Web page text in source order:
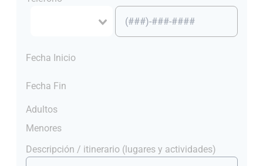
Fecha Inicio
Fecha Fin
Adultos
Menores
Descripción / itinerario (lugares y actividades)